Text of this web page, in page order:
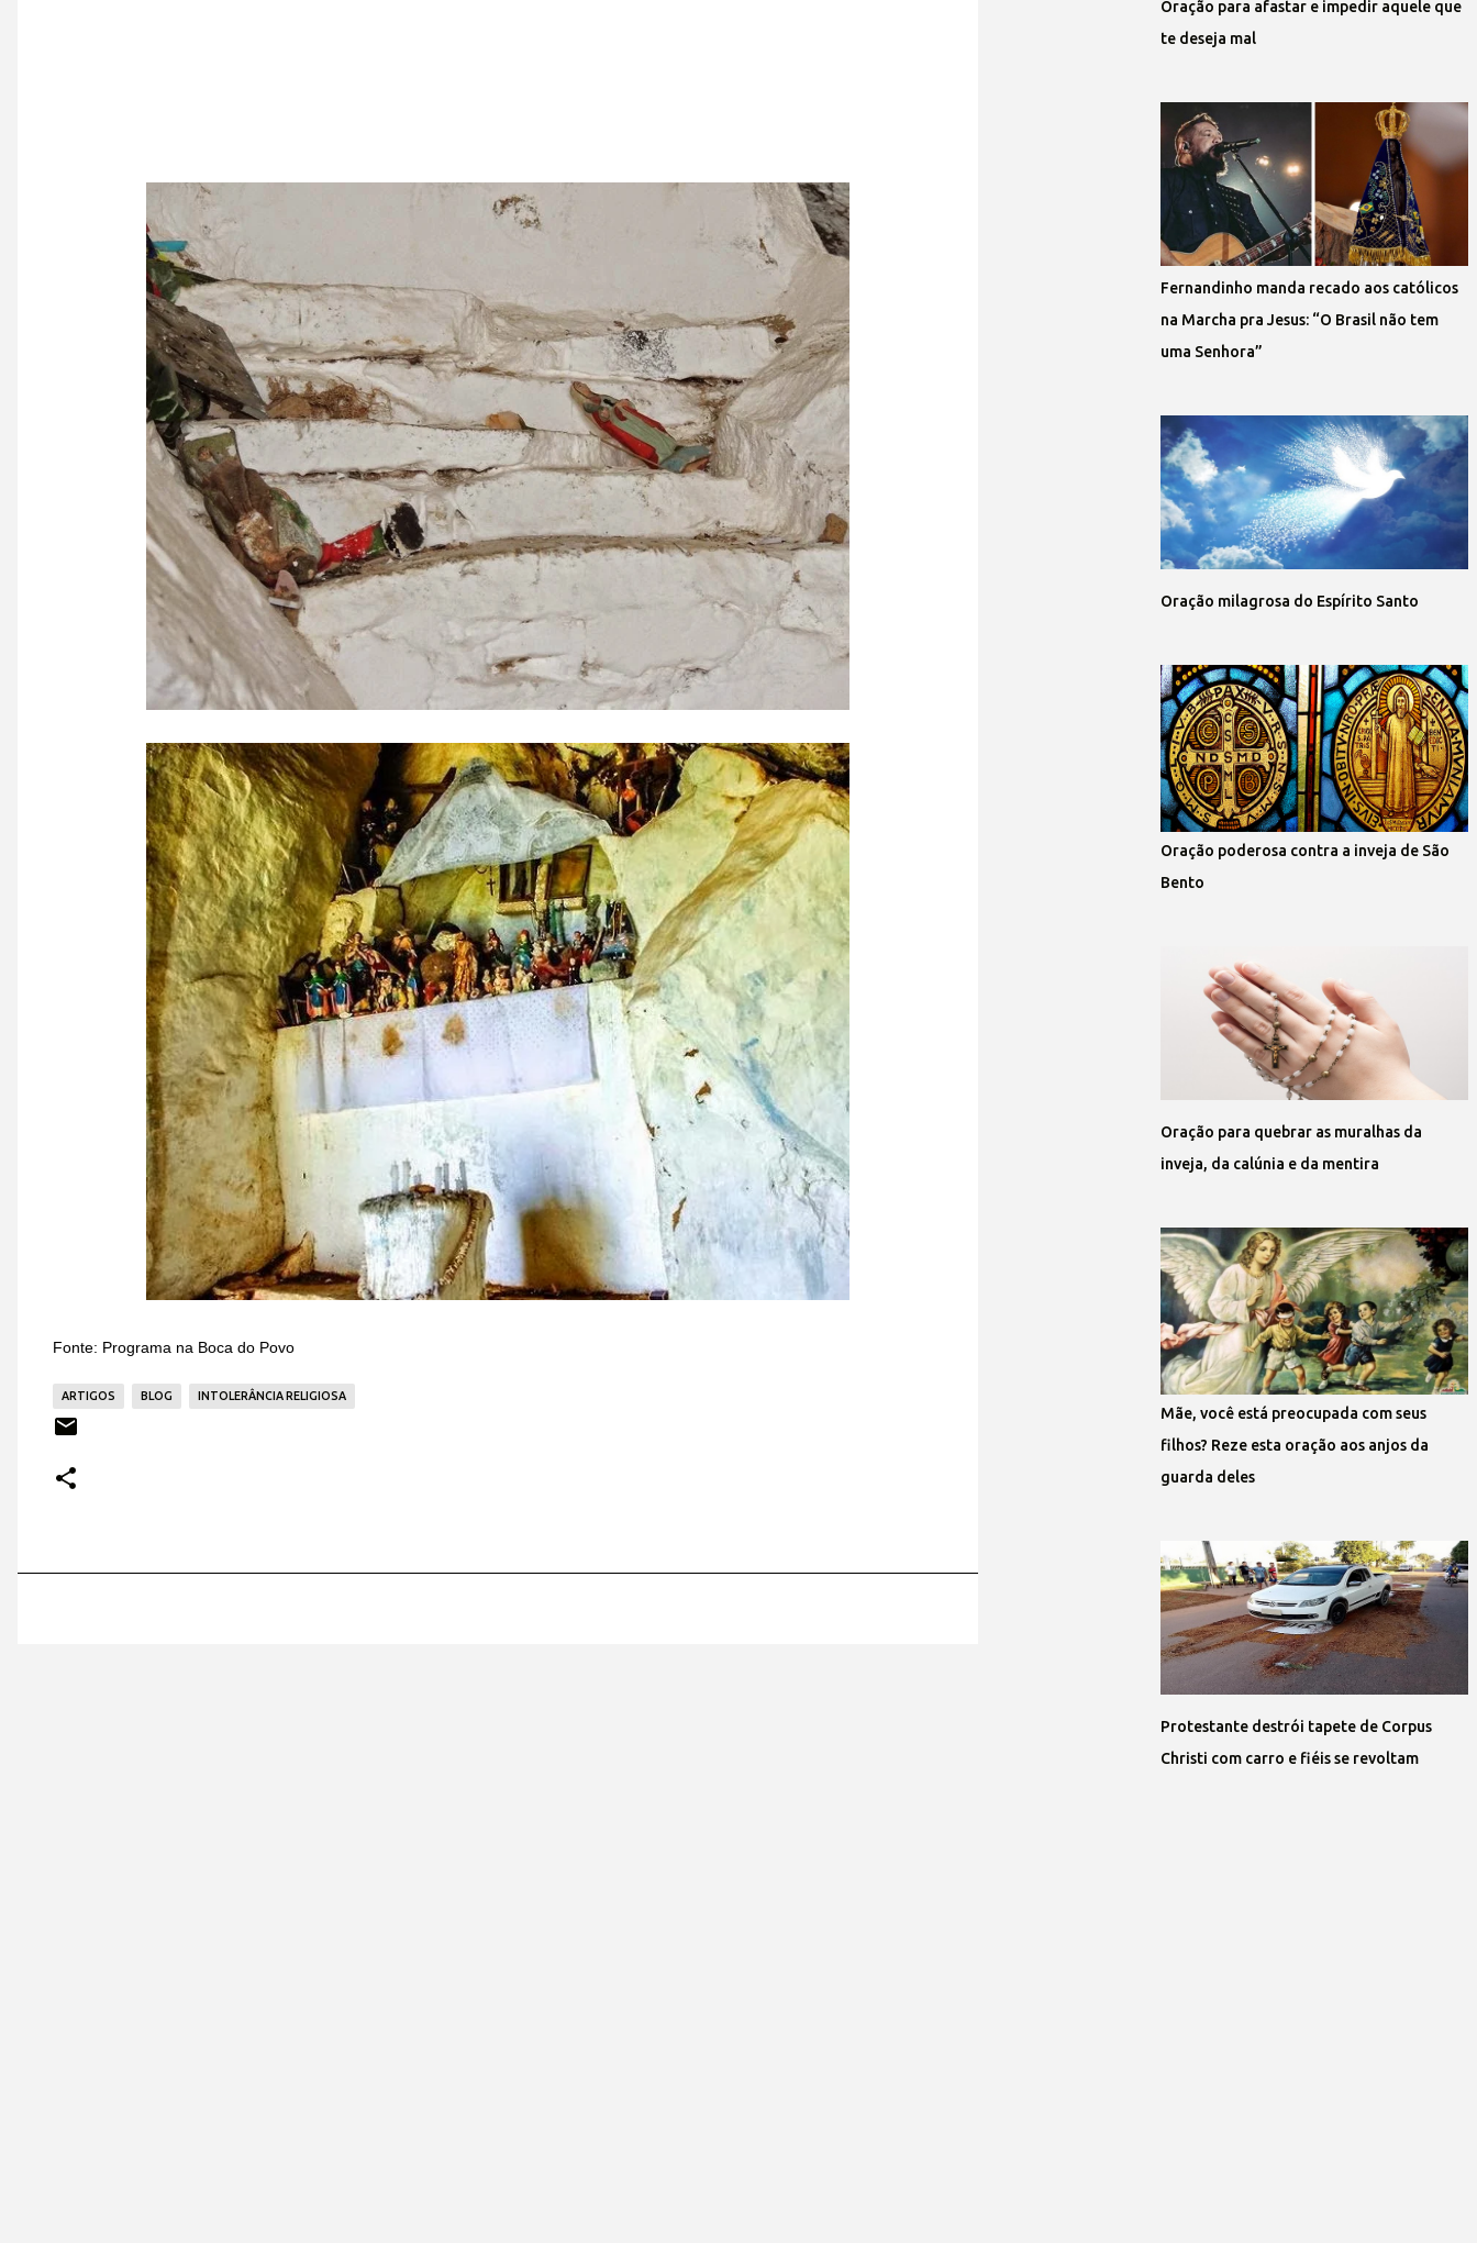
Fonte: Programa na Boca do Povo
ARTIGOS BLOG INTOLERÂNCIA RELIGIOSA
Oração para afastar e impedir aquele que
te deseja mal
Fernandinho manda recado aos católicos
na Marcha pra Jesus: “O Brasil não tem
uma Senhora”
Oração milagrosa do Espírito Santo
Oração poderosa contra a inveja de São
Bento
Oração para quebrar as muralhas da
inveja, da calúnia e da mentira
Mãe, você está preocupada com seus
filhos? Reze esta oração aos anjos da
guarda deles
Protestante destrói tapete de Corpus
Christi com carro e fiéis se revoltam